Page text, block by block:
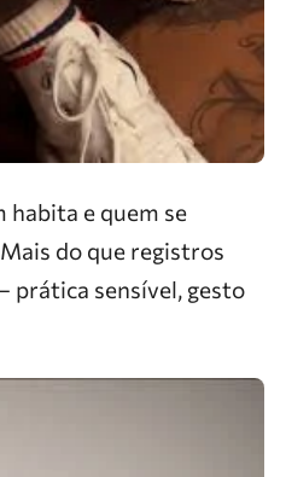
habita e quem se
do que registros
prática sensível, gesto